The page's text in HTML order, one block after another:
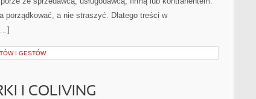
porządkować, a nie straszyć. Dlatego treści w
I GESTÓW
I COLIVING